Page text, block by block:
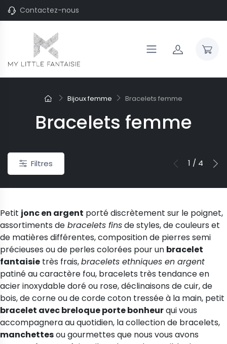
Contactez-nous
Bijoux femme Bracelets femme
Bracelets femme
Filtres 1 / 4
Petit jonc en argent porté discrètement sur le poignet,
assortiments de bracelets finsde styles, de couleurs et
de matières différentes, composition de pierres semi
précieuses ou de perles colorées pour un bracelet
fantaisie très frais,bracelets ethniques en argent
patiné au caractère fou, bracelets très tendance en
acier inoxydable doré ou rose, déclinaisons de cuir, de
bois, de corne ou de corde coton tressée à la main, petit
bracelet avec breloque porte bonheurqui vous
accompagnera au quotidien, la collection de bracelets,
manchettesou gourmettes que nous vous avons